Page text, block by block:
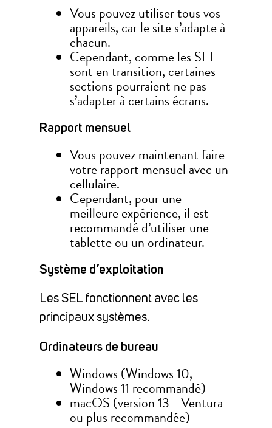
Vous pouvez utiliser tous vos
appareils, car le site s’adapte à
chacun.
Cependant, comme les SEL
sont en transition, certaines
sections pourraient ne pas
s’adapter à certains écrans.
Rapport mensuel
Vous pouvez maintenant faire
votre rapport mensuel avec un
cellulaire.
Cependant, pour une
meilleure expérience, il est
recommandé d’utiliser une
tablette ou un ordinateur.
Système d’exploitation
Les SEL fonctionnent avec les
principaux systèmes.
Ordinateurs de bureau
Windows (Windows 10,
Windows 11 recommandé)
macOS (version 13 - Ventura
ou plus recommandée)